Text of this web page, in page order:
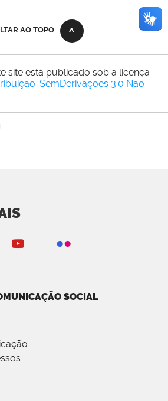
AO TOPO
site está publicado sob a licença
SemDerivações 3.0 Não
SOCIAL